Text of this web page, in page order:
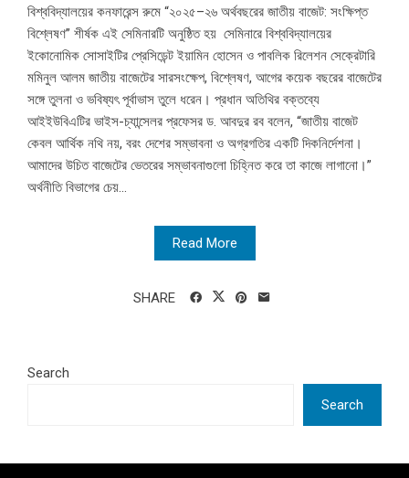
বিশ্ববিদ্যালয়ের কনফারেন্স রুমে “২০২৫–২৬ অর্থবছরের জাতীয় বাজেট: সংক্ষিপ্ত
বিশ্লেষণ” শীর্ষক এই সেমিনারটি অনুষ্ঠিত হয় সেমিনারে বিশ্ববিদ্যালয়ের
ইকোনোমিক সোসাইটির প্রেসিডেন্ট ইয়ামিন হোসেন ও পাবলিক রিলেশন সেক্রেটারি
মমিনুল আলম জাতীয় বাজেটের সারসংক্ষেপ, বিশ্লেষণ, আগের কয়েক বছরের বাজেটের
সঙ্গে তুলনা ও ভবিষ্যৎ পূর্বাভাস তুলে ধরেন। প্রধান অতিথির বক্তব্যে
আইইউবিএটির ভাইস-চ্যান্সেলর প্রফেসর ড. আবদুর রব বলেন, “জাতীয় বাজেট
কেবল আর্থিক নথি নয়, বরং দেশের সম্ভাবনা ও অগ্রগতির একটি দিকনির্দেশনা।
আমাদের উচিত বাজেটের ভেতরের সম্ভাবনাগুলো চিহ্নিত করে তা কাজে লাগানো।”
অর্থনীতি বিভাগের চেয়...
Read More
SHARE
Search
Search